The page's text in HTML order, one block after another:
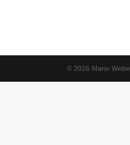
© 2026 Mario